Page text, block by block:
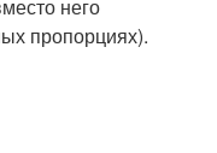
него
пропорциях).